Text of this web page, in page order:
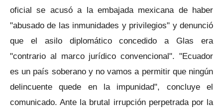
oficial se acusó a la embajada mexicana de haber
"abusado de las inmunidades y privilegios" y denunció
que el asilo diplomático concedido a Glas era
"contrario al marco jurídico convencional". "Ecuador
es un país soberano y no vamos a permitir que ningún
delincuente quede en la impunidad", concluye el
comunicado. Ante la brutal irrupción perpetrada por la